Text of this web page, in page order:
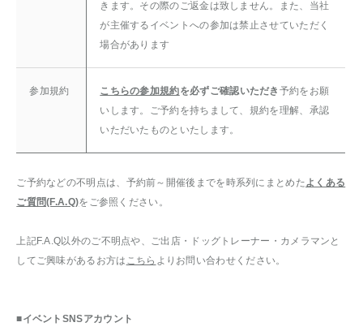
きます。その際のご返金は致しません。また、当社
が主催するイベントへの参加は禁止させていただく
場合があります
参加規約 こちらの参加規約を必ずご確認いただき 予約をお願
いします。ご予約を持ちまして、規約を理解、承認
いただいたものといたします。
ご予約などの不明点は、予約前～開催後までを時系列にまとめたよくある
ご質問(F.A.Q)をご参照ください。
上記F.A.Q以外のご不明点や、ご出店・ドッグトレーナー・カメラマンと
してご興味があるお方は こちら よりお問い合わせください。
■イベントSNSアカウント